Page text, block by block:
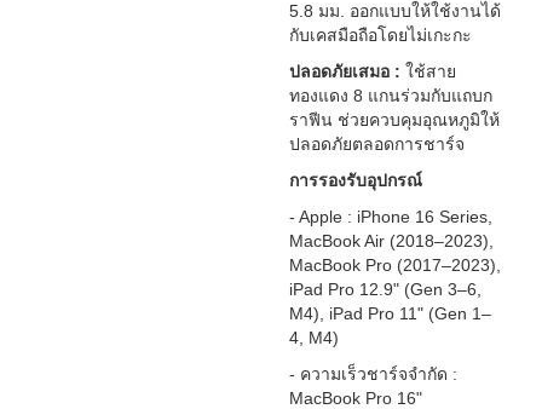
5.8 มม. ออกแบบให้ใช้งานได้
กับเคสมือถือโดยไม่เกะกะ
ปลอดภัยเสมอ : ใช้สาย
ทองแดง 8 แกนร่วมกับแถบก
ราฟีน ช่วยควบคุมอุณหภูมิให้
ปลอดภัยตลอดการชาร์จ
การรองรับอุปกรณ์
- Apple : iPhone 16 Series,
MacBook Air (2018–2023),
MacBook Pro (2017–2023),
iPad Pro 12.9" (Gen 3–6,
M4), iPad Pro 11" (Gen 1–
4, M4)
- ความเร็วชาร์จจำกัด :
MacBook Pro 16"